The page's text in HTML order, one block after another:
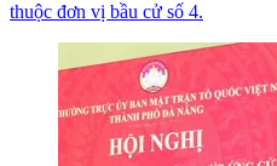
thuộc đơn vị bầu cử số 4.